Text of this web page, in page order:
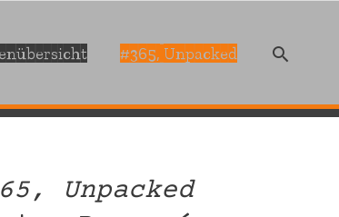
#365, Unpacked
Unpacked